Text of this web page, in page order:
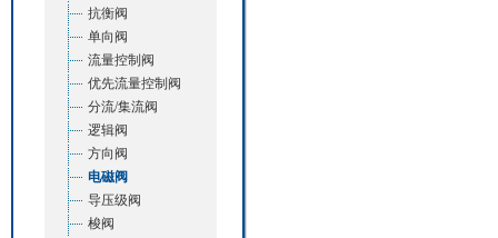
抗衡阀
单向阀
流量控制阀
优先流量控制阀
分流/集流阀
逻辑阀
方向阀
电磁阀
导压级阀
梭阀